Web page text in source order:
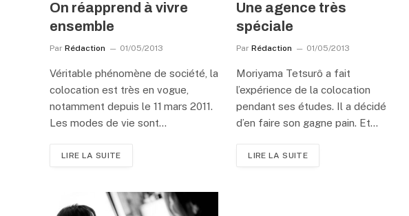
On réapprend à vivre
ensemble
Par Rédaction 01/05/2013
Véritable phénomène de société, la
colocation est très en vogue,
notamment depuis le 11 mars 2011.
Les modes de vie sont…
LIRE LA SUITE
Une agence très
spéciale
Par Rédaction 01/05/2013
Moriyama Tetsurô a fait
l’expérience de la colocation
pendant ses études. Il a décidé
d’en faire son gagne pain. Et…
LIRE LA SUITE